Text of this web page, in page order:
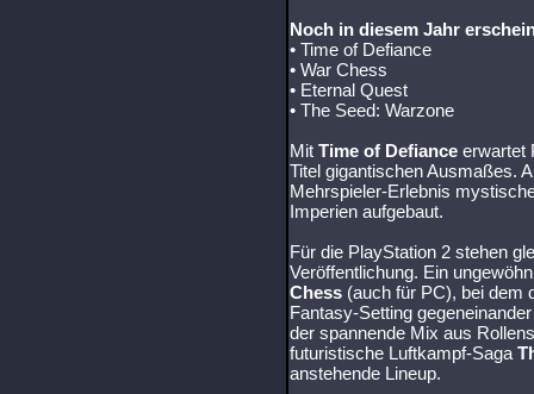
Noch in diesem Jahr
• Time of Defiance
• War Chess
• Eternal Quest
• The Seed: Warzone
Mit Time of Defiance erwartet
Titel gigantischen Ausmaßes.
Mehrspieler-Erlebnis
Imperien aufgebaut.
Für die PlayStation 2 stehen
Veröffentlichung. Ein
Chess (auch für PC), bei dem
Fantasy-Setting
der spannende Mix aus
futuristische Luftkampf-Saga
anstehende Lineup.